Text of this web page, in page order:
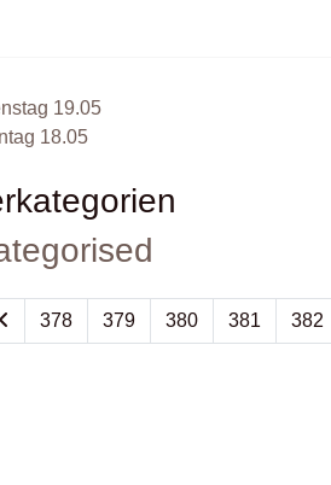
19.05
18.05
378 379 380 381 382